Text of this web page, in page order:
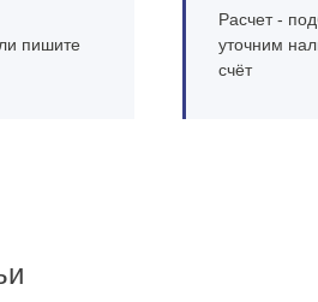
пишите
Расчет -
уточним
счёт